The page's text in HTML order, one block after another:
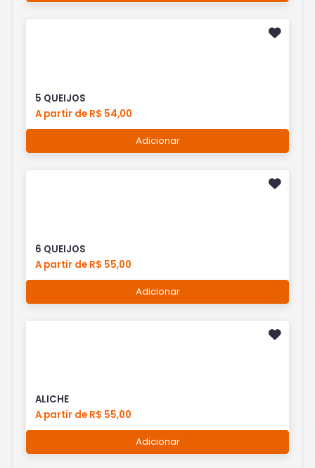
5 QUEIJOS
A partir de R$ 54,00
Adicionar
6 QUEIJOS
A partir de R$ 55,00
Adicionar
ALICHE
A partir de R$ 55,00
Adicionar